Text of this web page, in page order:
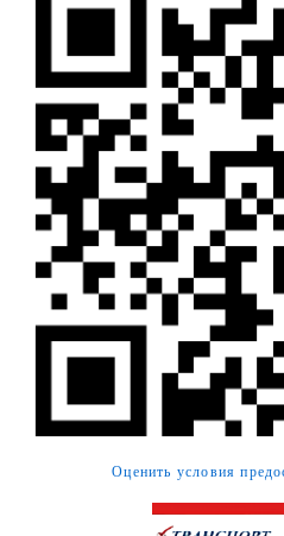
Оценить условия